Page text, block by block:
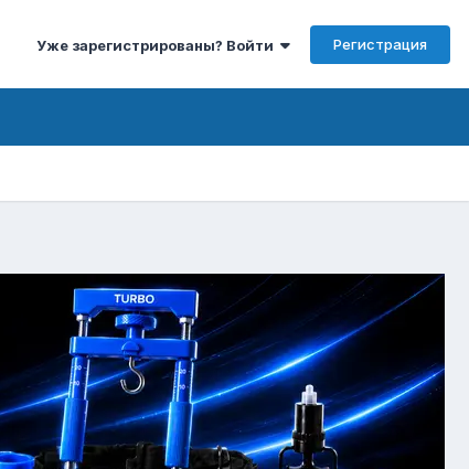
Уже зарегистрированы? Войти Регистрация